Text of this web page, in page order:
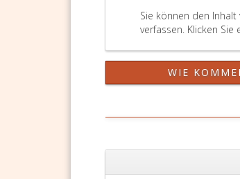
Sie können den
verfassen. Klicken
WIE